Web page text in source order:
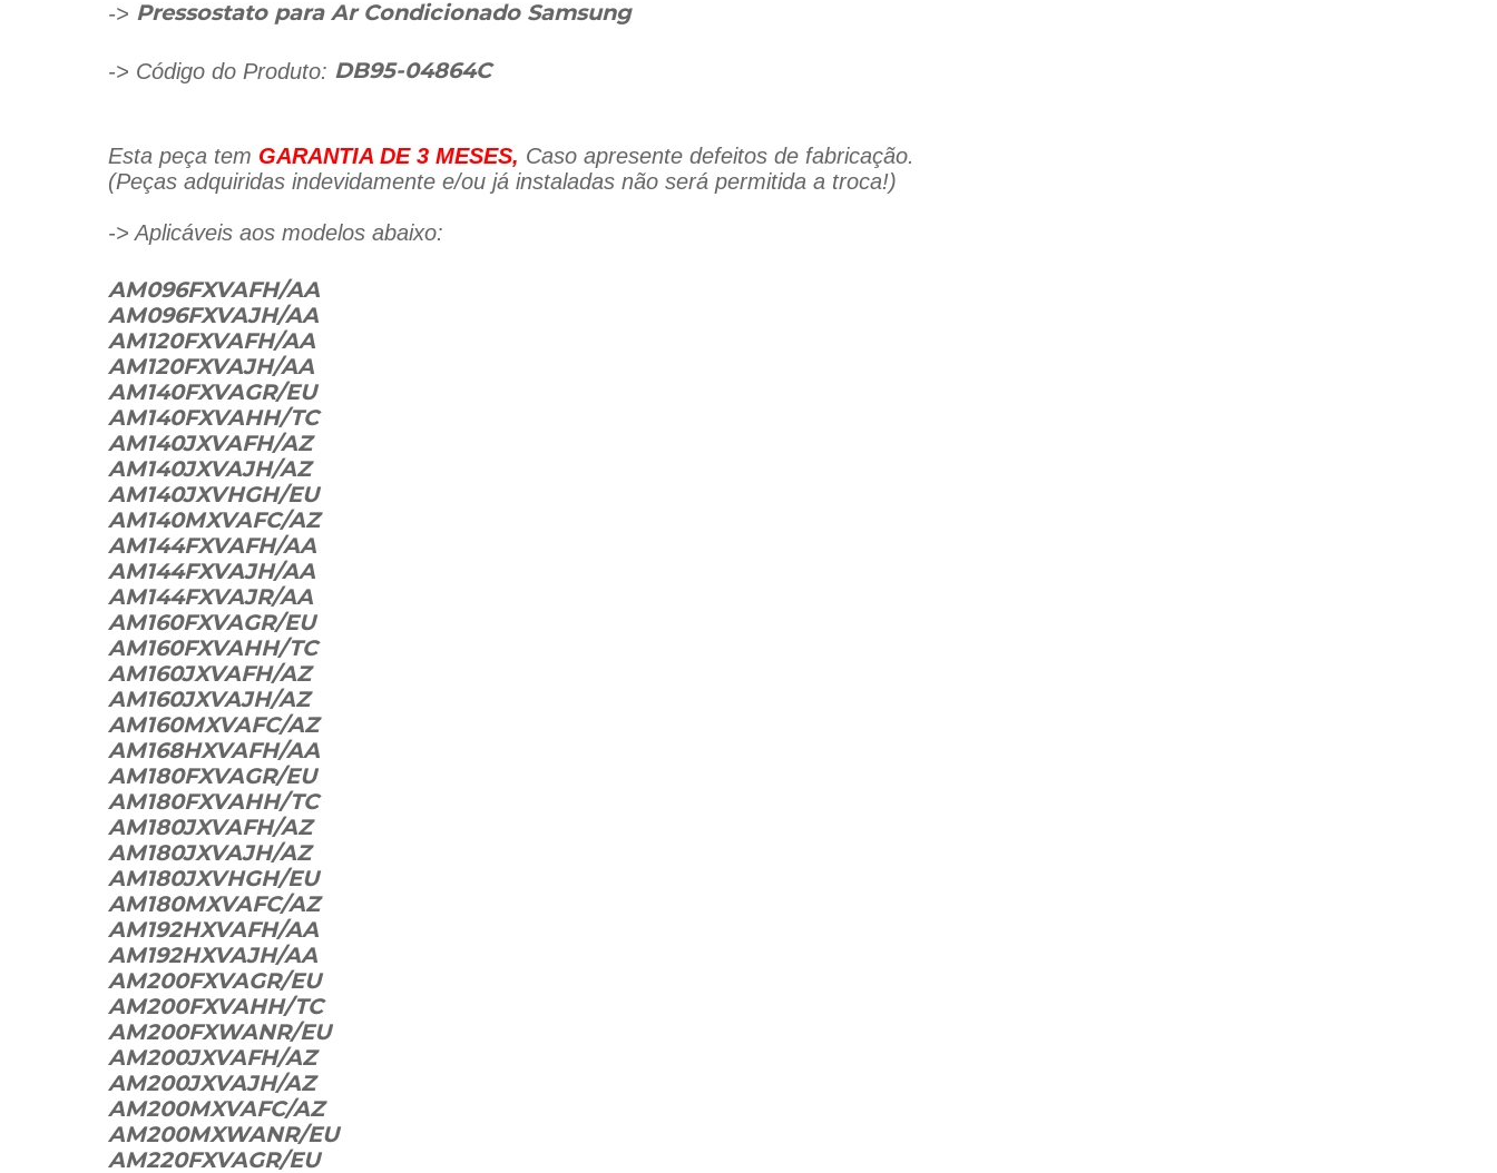
-> Pressostato para Ar Condicionado Samsung
-> Código do Produto: DB95-04864C
Esta peça tem GARANTIA DE 3 MESES, Caso apresente defeitos de fabricação.
(Peças adquiridas indevidamente e/ou já instaladas não será permitida a troca!)
-> Aplicáveis aos modelos abaixo:
AM096FXVAFH/AA
AM096FXVAJH/AA
AM120FXVAFH/AA
AM120FXVAJH/AA
AM140FXVAGR/EU
AM140FXVAHH/TC
AM140JXVAFH/AZ
AM140JXVAJH/AZ
AM140JXVHGH/EU
AM140MXVAFC/AZ
AM144FXVAFH/AA
AM144FXVAJH/AA
AM144FXVAJR/AA
AM160FXVAGR/EU
AM160FXVAHH/TC
AM160JXVAFH/AZ
AM160JXVAJH/AZ
AM160MXVAFC/AZ
AM168HXVAFH/AA
AM180FXVAGR/EU
AM180FXVAHH/TC
AM180JXVAFH/AZ
AM180JXVAJH/AZ
AM180JXVHGH/EU
AM180MXVAFC/AZ
AM192HXVAFH/AA
AM192HXVAJH/AA
AM200FXVAGR/EU
AM200FXVAHH/TC
AM200FXWANR/EU
AM200JXVAFH/AZ
AM200JXVAJH/AZ
AM200MXVAFC/AZ
AM200MXWANR/EU
AM220FXVAGR/EU